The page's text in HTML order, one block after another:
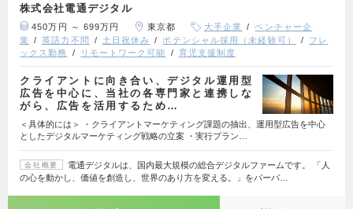
株式会社電通デジタル
450万円 ～ 699万円 東京都 大手企業
ベンチャー企
業
英語力不問 土日祝休み ポテンシャル採用（未経験可）
フレ
ックス勤務
リモートワーク可能 育児支援制度
クライアントに向き合い、デジタル運用型
広告を中心に、当社の各専門家と連携しな
がら、広告を活用するため…
＜具体的には＞ ・クライアントマーケティング課題の抽出、運用型広告を中心
としたデジタルマーケティング戦略の立案 ・実行プラン…
会社概要
電通デジタルは、国内最大規模の総合デジタルファームです。 「人
の心を動かし、価値を創造し、世界のあり方を変える。」をパーパ…